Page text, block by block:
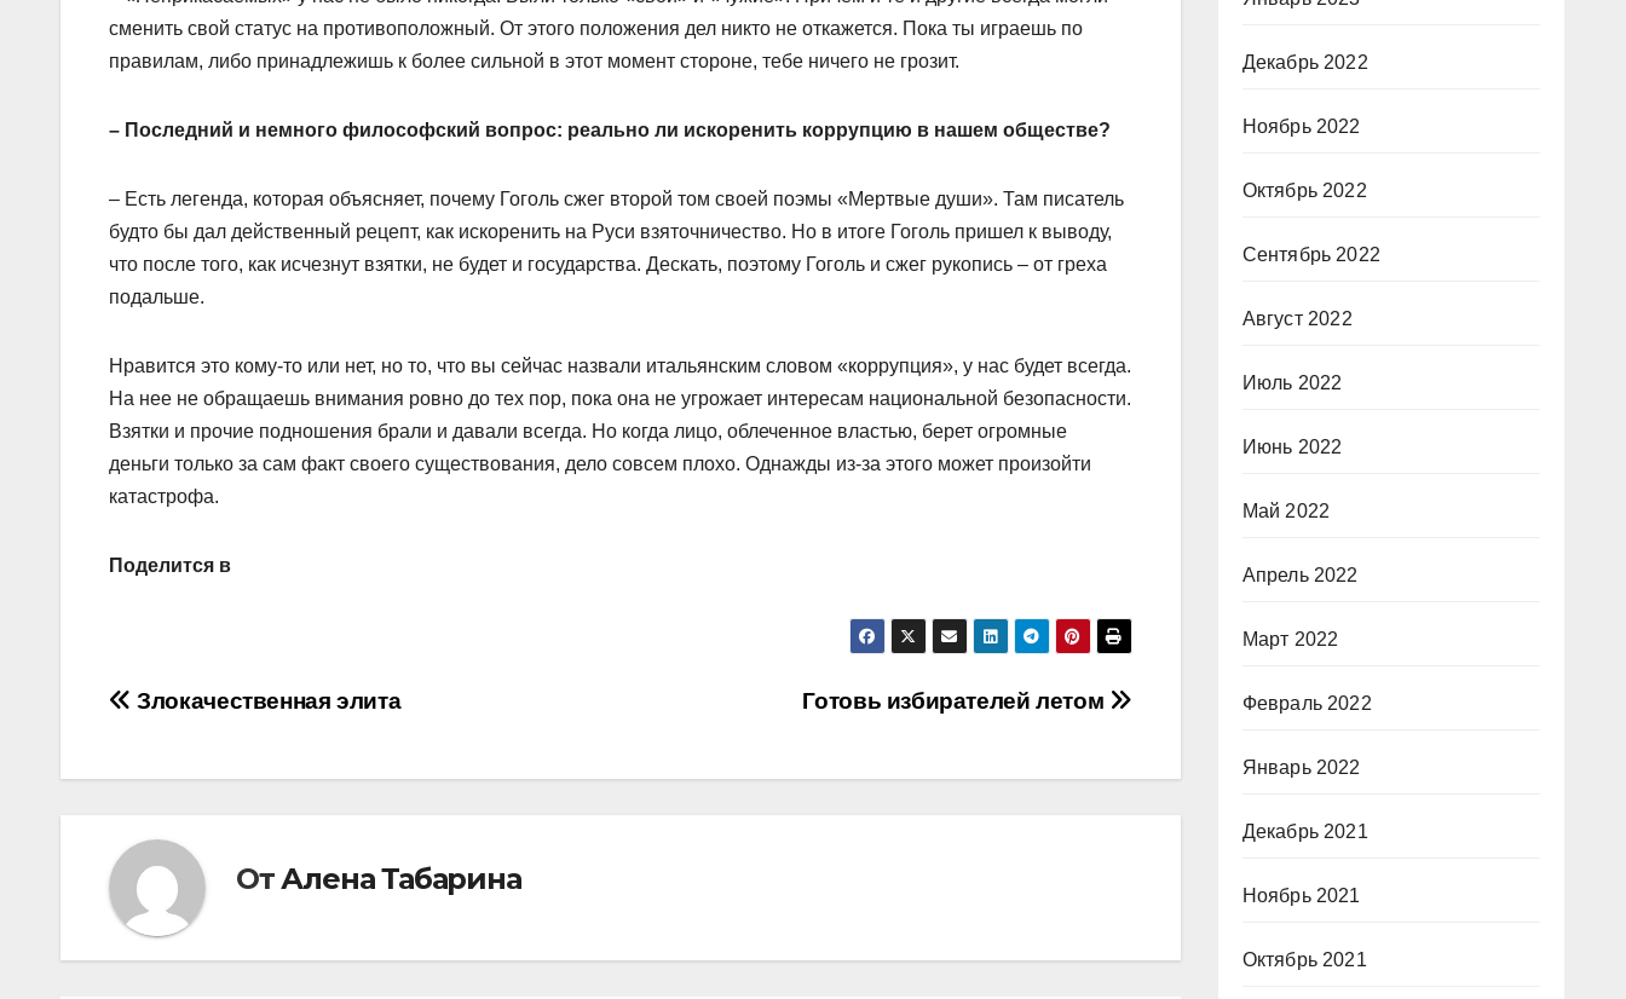
сменить свой статус на противоположный. От этого положения дел никто не откажется. Пока ты играешь по
правилам, либо принадлежишь к более сильной в этот момент стороне, тебе ничего не грозит.
– Последний и немного философский вопрос: реально ли искоренить коррупцию в нашем обществе?
– Есть легенда, которая объясняет, почему Гоголь сжег второй том своей поэмы «Мертвые души». Там писатель
будто бы дал действенный рецепт, как искоренить на Руси взяточничество. Но в итоге Гоголь пришел к выводу,
что после того, как исчезнут взятки, не будет и государства. Дескать, поэтому Гоголь и сжег рукопись – от греха
подальше.
Нравится это кому-то или нет, но то, что вы сейчас назвали итальянским словом «коррупция», у нас будет всегда.
На нее не обращаешь внимания ровно до тех пор, пока она не угрожает интересам национальной безопасности.
Взятки и прочие подношения брали и давали всегда. Но когда лицо, облеченное властью, берет огромные
деньги только за сам факт своего существования, дело совсем плохо. Однажды из-за этого может произойти
катастрофа.
Поделится в
Навигация
Готовь избирателей летом
Злокачественная элита
ОтАлена Табарина
Декабрь 2022
Ноябрь 2022
Октябрь 2022
Сентябрь 2022
Август 2022
Июль 2022
Июнь 2022
Май 2022
Апрель 2022
Март 2022
Февраль 2022
Январь 2022
Декабрь 2021
Ноябрь 2021
Октябрь 2021